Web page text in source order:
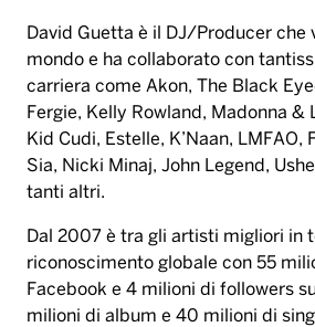
David Guetta è il DJ/Producer che
mondo e ha collaborato con
carriera come Akon, The Black
Fergie, Kelly Rowland, Madonna &
Kid Cudi, Estelle, K’Naan, LMFAO,
Sia, Nicki Minaj, John Legend,
tanti altri.
Dal 2007 è tra gli artisti migliori in
riconoscimento globale con 55
Facebook e 4 milioni di followers
milioni di album e 40 milioni di